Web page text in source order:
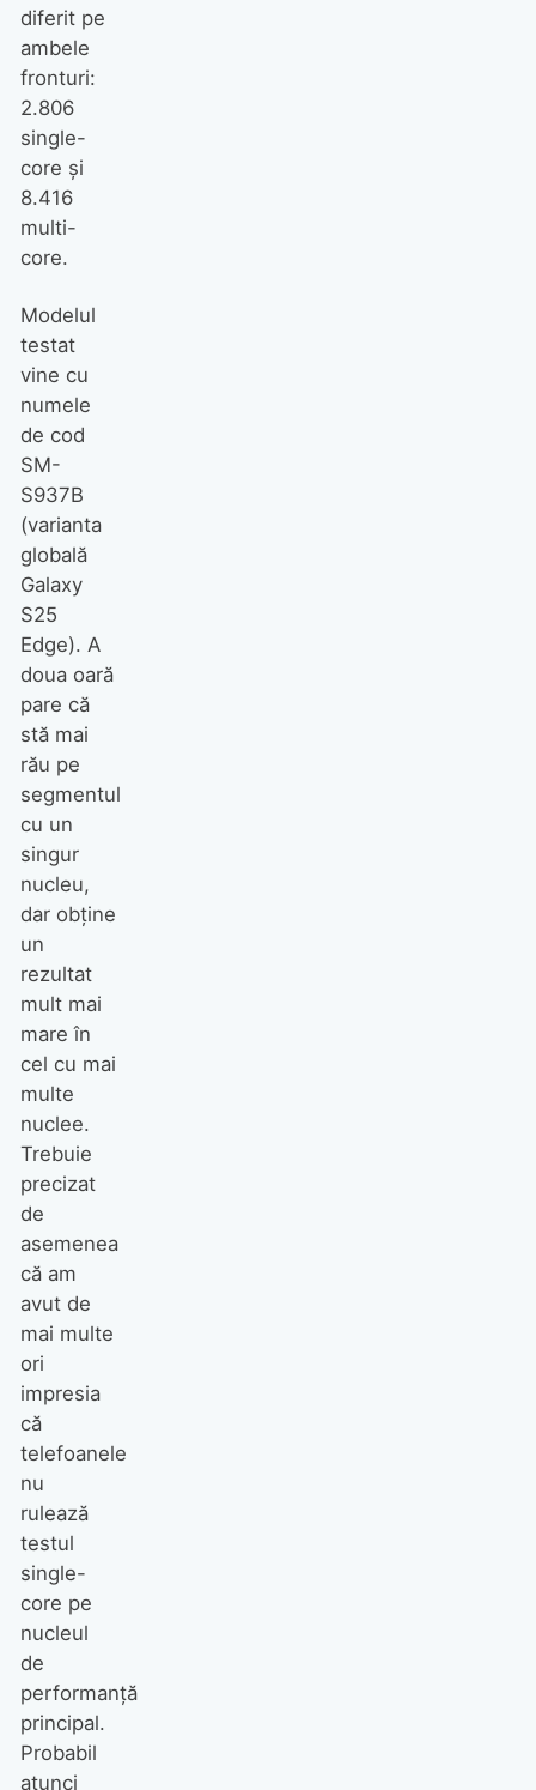
diferit pe
ambele
fronturi:
2.806
single-
core și
8.416
multi-
core.
Modelul
testat
vine cu
numele
de cod
SM-
S937B
(varianta
globală
Galaxy
S25
Edge). A
doua oară
pare că
stă mai
rău pe
segmentul
cu un
singur
nucleu,
dar obține
un
rezultat
mult mai
mare în
cel cu mai
multe
nuclee.
Trebuie
precizat
de
asemenea
că am
avut de
mai multe
ori
impresia
că
telefoanele
nu
rulează
testul
single-
core pe
nucleul
de
performanță
principal.
Probabil
atunci